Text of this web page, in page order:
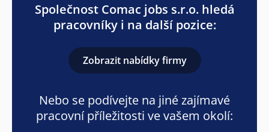
Společnost Comac jobs s.r.o. hledá
pracovníky i na další pozice:
Zobrazit nabídky firmy
Nebo se podívejte na jiné zajímavé
pracovní příležitosti ve vašem okolí: